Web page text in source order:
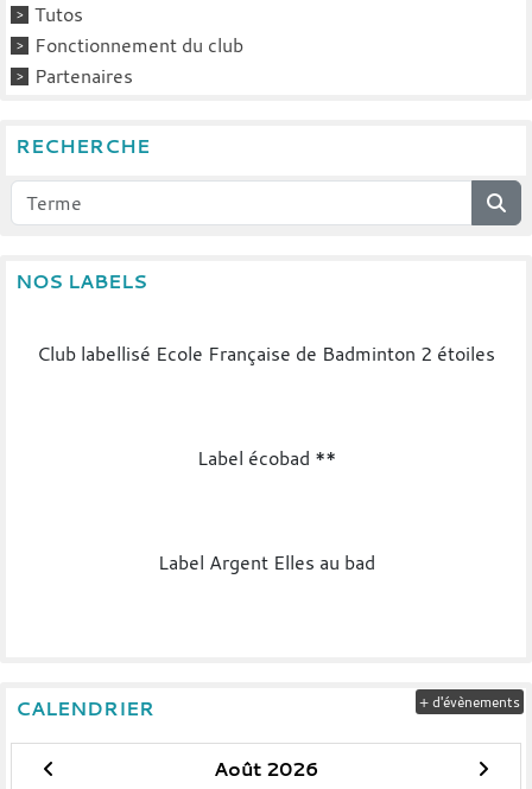
Tutos
Fonctionnement du club
Partenaires
RECHERCHE
NOS LABELS
Club labellisé Ecole Française de Badminton 2 étoiles
Label écobad **
Label Argent Elles au bad
CALENDRIER
Août 2026
+ d'évènements